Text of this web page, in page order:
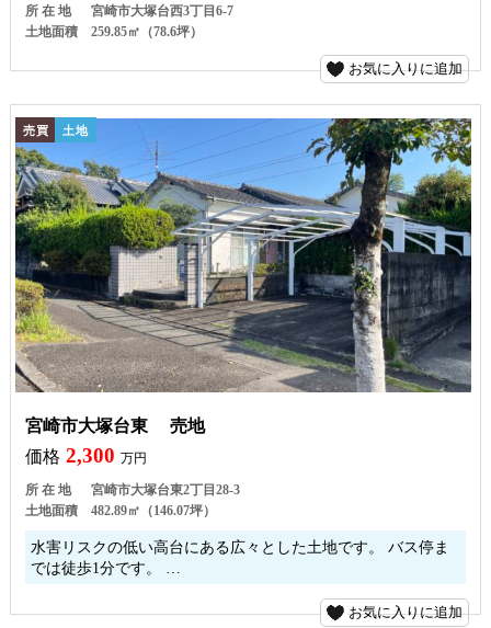
所 在 地
宮崎市大塚台西3丁目6-7
土地面積
259.85㎡（78.6坪）
お気に入りに追加
売買 土地
宮崎市大塚台東 売地
価格 2,300 万円
所 在 地
宮崎市大塚台東2丁目28-3
土地面積
482.89㎡（146.07坪）
水害リスクの低い高台にある広々とした土地です。 バス停ま
では徒歩1分です。 …
お気に入りに追加